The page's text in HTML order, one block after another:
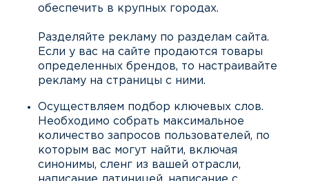
обеспечить в крупных городах.
Разделяйте рекламу по разделам сайта.
Если у вас на сайте продаются товары
определенных брендов, то настраивайте
рекламу на страницы с ними.
Осуществляем подбор ключевых слов.
Необходимо собрать максимальное
количество запросов пользователей, по
которым вас могут найти, включая
синонимы, сленг из вашей отрасли,